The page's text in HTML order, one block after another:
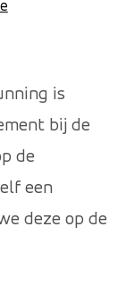
is
bij de
de
een
deze op de